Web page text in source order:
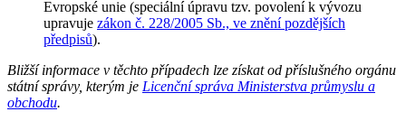
Evropské unie (speciální úpravu tzv. povolení k vývozu
upravuje zákon č. 228/2005 Sb., ve znění pozdějších
předpisů).
Bližší informace v těchto případech lze získat od příslušného orgánu
státní správy, kterým je Licenční správa Ministerstva průmyslu a
obchodu.